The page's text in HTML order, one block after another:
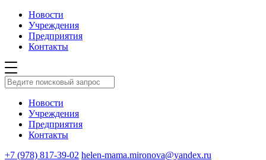
Новости
Учреждения
Предприятия
Контакты
Новости
Учреждения
Предприятия
Контакты
+7 (978) 817-39-02 helen-mama.mironova@yandex.ru